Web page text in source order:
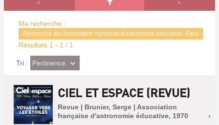
Ma recherche :
Recherche sur Association française d'astronomie éducative. Paris
Résultats 1 - 1 / 1
Tri : (Effet
imédiat)
Pertinence
CIEL ET ESPACE (REVUE)
Revue | Brunier, Serge | Association
française d'astronomie éducative, 1970